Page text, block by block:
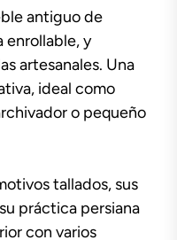
antiguo de
enrollable, y
artesanales. Una
ideal como
o pequeño
tallados, sus
práctica persiana
con varios